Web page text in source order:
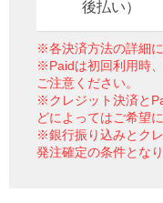
後払い）
※各決済方法の詳細
※Paidは初回利用時
ご注意ください。
※クレジット決済と
どによってはご希望
※銀行振り込みとク
発注確定の条件となり